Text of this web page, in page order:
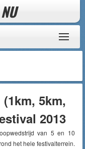
NU
5km,
2013
van 5 en 10
het hele festivalterrein.